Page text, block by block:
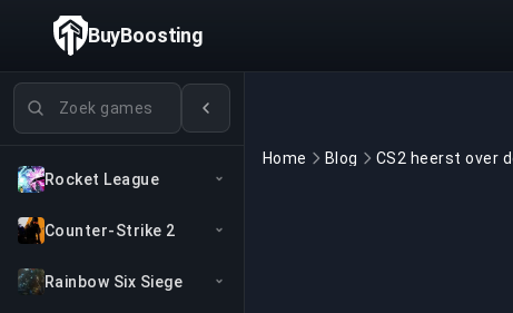
Games zoeken
Rocket League
Counter-Strike 2
Rainbow Six Siege
BuyBoosting
Home Blog